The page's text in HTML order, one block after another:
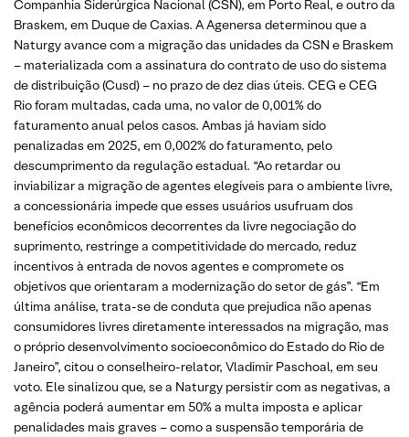
Companhia Siderúrgica Nacional (CSN), em Porto Real, e outro da
Braskem, em Duque de Caxias. A Agenersa determinou que a
Naturgy avance com a migração das unidades da CSN e Braskem
– materializada com a assinatura do contrato de uso do sistema
de distribuição (Cusd) – no prazo de dez dias úteis. CEG e CEG
Rio foram multadas, cada uma, no valor de 0,001% do
faturamento anual pelos casos. Ambas já haviam sido
penalizadas em 2025, em 0,002% do faturamento, pelo
descumprimento da regulação estadual. “Ao retardar ou
inviabilizar a migração de agentes elegíveis para o ambiente livre,
a concessionária impede que esses usuários usufruam dos
benefícios econômicos decorrentes da livre negociação do
suprimento, restringe a competitividade do mercado, reduz
incentivos à entrada de novos agentes e compromete os
objetivos que orientaram a modernização do setor de gás”. “Em
última análise, trata-se de conduta que prejudica não apenas
consumidores livres diretamente interessados na migração, mas
o próprio desenvolvimento socioeconômico do Estado do Rio de
Janeiro”, citou o conselheiro-relator, Vladimir Paschoal, em seu
voto. Ele sinalizou que, se a Naturgy persistir com as negativas, a
agência poderá aumentar em 50% a multa imposta e aplicar
penalidades mais graves – como a suspensão temporária de